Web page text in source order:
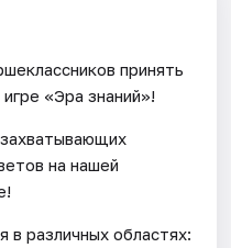
принять
«Эра знаний»!
на нашей
в различных областях: